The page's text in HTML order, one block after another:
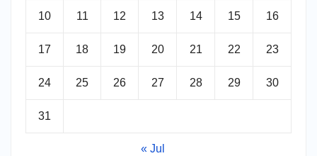
10 11 12 13 14 15 16
17 18 19 20 21 22 23
24 25 26 27 28 29 30
31
« Jul